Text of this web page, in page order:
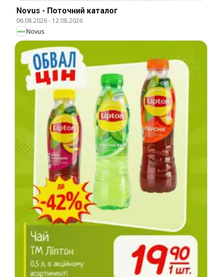
Novus - Поточний каталог
06.08.2026- 12.08.2026
Novus